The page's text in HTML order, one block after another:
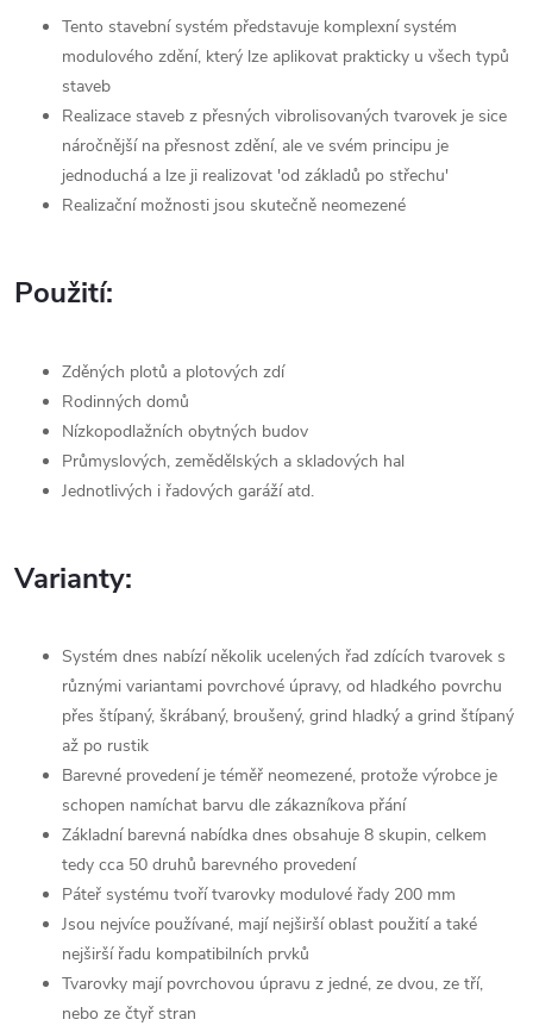
Tento stavební systém představuje komplexní systém
modulového zdění, který lze aplikovat prakticky u všech typů
staveb
Realizace staveb z přesných vibrolisovaných tvarovek je sice
náročnější na přesnost zdění, ale ve svém principu je
jednoduchá a lze ji realizovat 'od základů po střechu'
Realizační možnosti jsou skutečně neomezené
Použití:
Zděných plotů a plotových zdí
Rodinných domů
Nízkopodlažních obytných budov
Průmyslových, zemědělských a skladových hal
Jednotlivých i řadových garáží atd.
Varianty:
Systém dnes nabízí několik ucelených řad zdících tvarovek s
různými variantami povrchové úpravy, od hladkého povrchu
přes štípaný, škrábaný, broušený, grind hladký a grind štípaný
až po rustik
Barevné provedení je téměř neomezené, protože výrobce je
schopen namíchat barvu dle zákazníkova přání
Základní barevná nabídka dnes obsahuje 8 skupin, celkem
tedy cca 50 druhů barevného provedení
Páteř systému tvoří tvarovky modulové řady 200 mm
Jsou nejvíce používané, mají nejširší oblast použití a také
nejširší řadu kompatibilních prvků
Tvarovky mají povrchovou úpravu z jedné, ze dvou, ze tří,
nebo ze čtyř stran